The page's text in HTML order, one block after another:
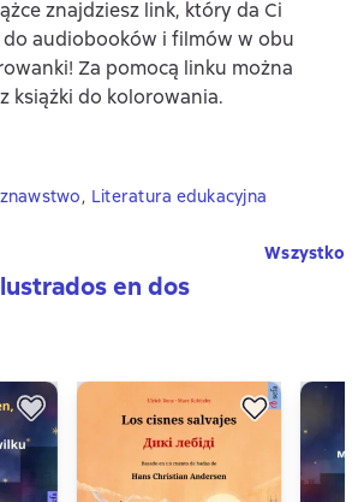
znajdziesz link, który da Ci
audiobooków i filmów w obu
Za pomocą linku można
książki do kolorowania.
, Literatura edukacyjna
en dos
Wszystko